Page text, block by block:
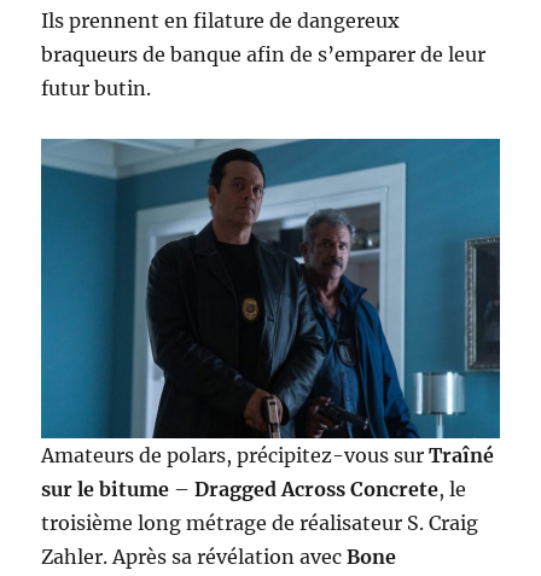
Ils prennent en filature de dangereux
braqueurs de banque afin de s’emparer de leur
futur butin.
Amateurs de polars, précipitez-vous surTraîné
sur le bitume –Dragged Across Concrete, le
troisième long métrage de réalisateur S. Craig
Zahler. Après sa révélation avecBone